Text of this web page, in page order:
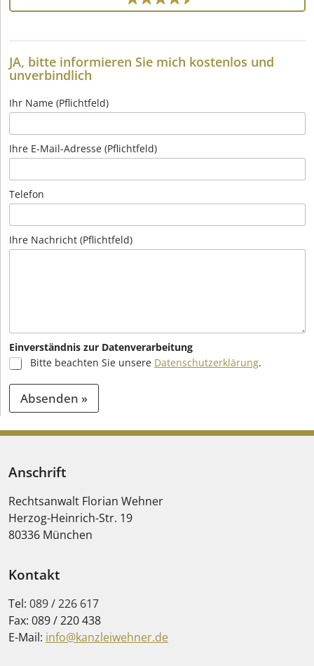
JA, bitte informieren Sie mich kostenlos und
unverbindlich
Ihr Name (Pflichtfeld)
Ihre E-Mail-Adresse (Pflichtfeld)
Telefon
Ihre Nachricht (Pflichtfeld)
Einverständnis zur Datenverarbeitung
Bitte beachten Sie unsere Datenschutzerklärung.
Absenden »
t
r
n
t
e
Anschrift
Rechtsanwalt Florian Wehner
Herzog-Heinrich-Str. 19
80336 München
Kontakt
Tel: 089 / 226 617
Fax: 089 / 220 438
E-Mail: info@kanzleiwehner.de